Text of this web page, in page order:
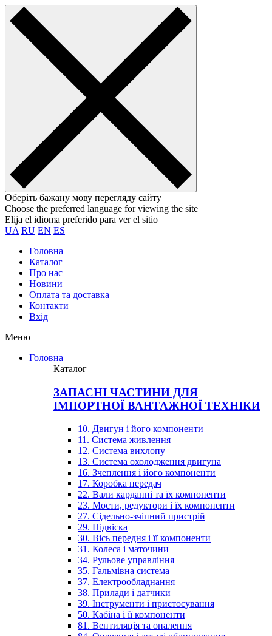
Оберіть бажану мову перегляду сайту
Choose the preferred language for viewing the site
Elija el idioma preferido para ver el sitio
UA RU EN ES
Головна
Каталог
Про нас
Новини
Оплата та доставка
Контакти
Вхiд
Меню
Головна
Каталог
ЗАПАСНІ ЧАСТИНИ ДЛЯ
ІМПОРТНОЇ ВАНТАЖНОЇ ТЕХНІКИ
10. Двигун і його компоненти
11. Система живлення
12. Система вихлопу
13. Система охолодження двигуна
16. Зчеплення і його компоненти
17. Коробка передач
22. Вали карданні та їх компоненти
23. Мости, редуктори і їх компоненти
27. Сідельно-зчіпний пристрій
29. Підвіска
30. Вісь передня і її компоненти
31. Колеса і маточини
34. Рульове управління
35. Гальмівна система
37. Електрообладнання
38. Прилади і датчики
39. Інструменти і пристосування
50. Кабіна і її компоненти
81. Вентиляція та опалення